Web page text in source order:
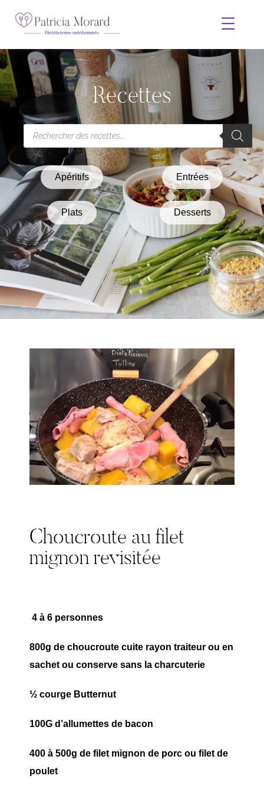
Recettes
Apéritifs Entrées
Plats Desserts
Choucroute au filet
mignon revisitée
4 à 6 personnes
800g de choucroute cuite rayon traiteur ou en
sachet ou conserve sans la charcuterie
½ courge Butternut
100G d’allumettes de bacon
400 à 500g de filet mignon de porc ou filet de
poulet